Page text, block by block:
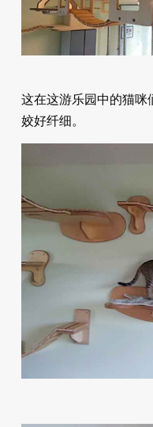
这在这游乐园中的猫咪
姣好纤细。